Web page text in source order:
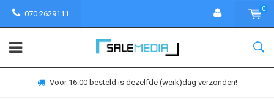
070 2629111
0
Voor 16:00 besteld is dezelfde (werk)dag verzonden!